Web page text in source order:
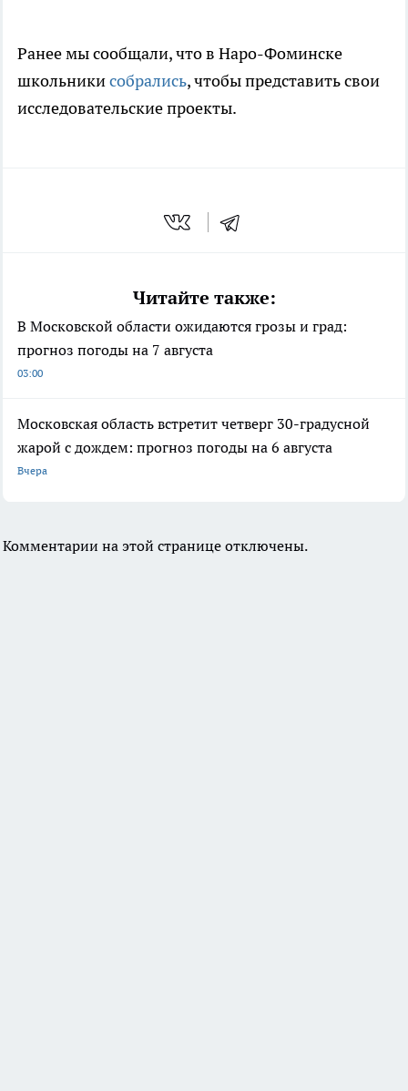
Ранее мы сообщали, что в Наро-Фоминске
школьникисобрались, чтобы представить свои
исследовательские проекты.
Читайте также:
В Московской области ожидаются грозы и град:
прогноз погоды на 7 августа
03:00
Московская область встретит четверг 30-градусной
жарой с дождем: прогноз погоды на 6 августа
Вчера
Комментарии на этой странице отключены.